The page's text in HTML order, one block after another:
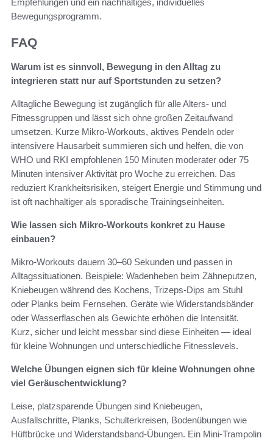
Bewegungsprogramm.
FAQ
Warum ist es sinnvoll, Bewegung in den Alltag zu
integrieren statt nur auf Sportstunden zu setzen?
Alltagliche Bewegung ist zugänglich für alle Alters- und
Fitnessgruppen und lässt sich ohne großen Zeitaufwand
umsetzen. Kurze Mikro‑Workouts, aktives Pendeln oder
intensivere Hausarbeit summieren sich und helfen, die von
WHO und RKI empfohlenen 150 Minuten moderater oder 75
Minuten intensiver Aktivität pro Woche zu erreichen. Das
reduziert Krankheitsrisiken, steigert Energie und Stimmung und
ist oft nachhaltiger als sporadische Trainingseinheiten.
Wie lassen sich Mikro‑Workouts konkret zu Hause
einbauen?
Mikro‑Workouts dauern 30–60 Sekunden und passen in
Alltagssituationen. Beispiele: Wadenheben beim Zähneputzen,
Kniebeugen während des Kochens, Trizeps‑Dips am Stuhl
oder Planks beim Fernsehen. Geräte wie Widerstandsbänder
oder Wasserflaschen als Gewichte erhöhen die Intensität.
Kurz, sicher und leicht messbar sind diese Einheiten — ideal
für kleine Wohnungen und unterschiedliche Fitnesslevels.
Welche Übungen eignen sich für kleine Wohnungen ohne
viel Geräuschentwicklung?
Leise, platzsparende Übungen sind Kniebeugen,
Ausfallschritte, Planks, Schulterkreisen, Bodenübungen wie
Hüftbrücke und Widerstandsband‑Übungen. Ein Mini‑Trampolin